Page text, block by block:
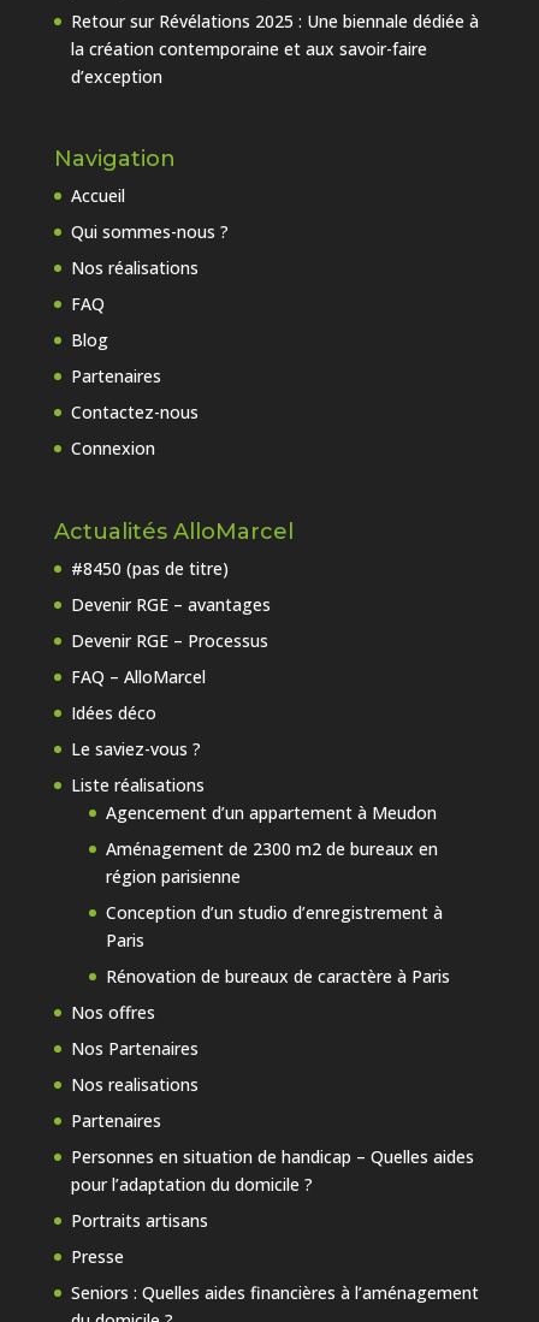
Retour sur Révélations 2025 : Une biennale dédiée à
la création contemporaine et aux savoir-faire
d’exception
Navigation
Accueil
Qui sommes-nous ?
Nos réalisations
FAQ
Blog
Partenaires
Contactez-nous
Connexion
Actualités AlloMarcel
#8450 (pas de titre)
Devenir RGE – avantages
Devenir RGE – Processus
FAQ – AlloMarcel
Idées déco
Le saviez-vous ?
Liste réalisations
Agencement d’un appartement à Meudon
Aménagement de 2300 m2 de bureaux en
région parisienne
Conception d’un studio d’enregistrement à
Paris
Rénovation de bureaux de caractère à Paris
Nos offres
Nos Partenaires
Nos realisations
Partenaires
Personnes en situation de handicap – Quelles aides
pour l’adaptation du domicile ?
Portraits artisans
Presse
Seniors : Quelles aides financières à l’aménagement